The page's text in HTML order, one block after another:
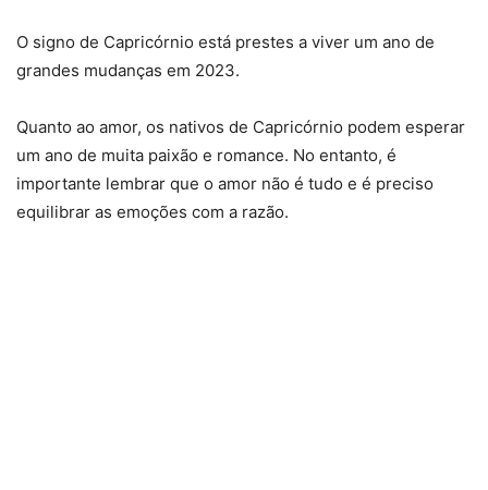
O signo de Capricórnio está prestes a viver um ano de
grandes mudanças em 2023.
Quanto ao amor, os nativos de Capricórnio podem esperar
um ano de muita paixão e romance. No entanto, é
importante lembrar que o amor não é tudo e é preciso
equilibrar as emoções com a razão.